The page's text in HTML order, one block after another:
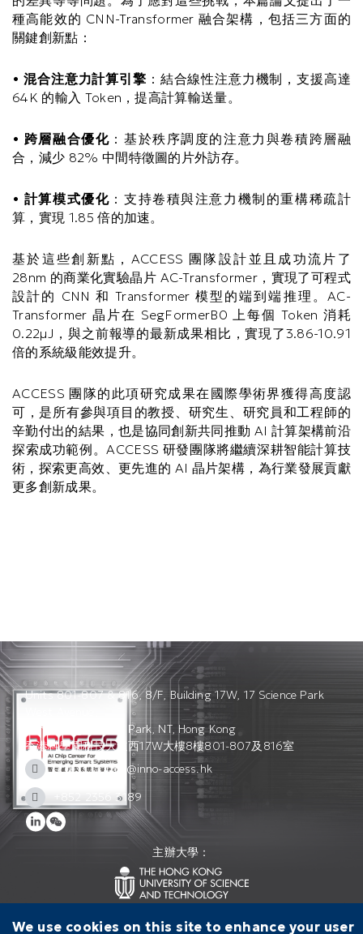
種高能效的 CNN-Transformer 融合架構，包括三方面的
關鍵創新點：
•混合注意力計算引擎 ：結合線性注意力機制，支援高達
64K 的輸入 Token，提高計算輸送量。
• 跨層融合優化 ：基於秩序調度的注意力與卷積跨層融
合，減少 82% 中間特徵圖的片外訪存。
• 計算模式優化 ：支持卷積與注意力機制的重構稀疏計
算，實現 1.85 倍的加速。
基於這些創新點，ACCESS 團隊設計並且成功流片了
28nm 的商業化實驗晶片 AC-Transformer，實現了可程式
設計的 CNN 和 Transformer 模型的端到端推理。AC-
Transformer 晶片在 SegFormerB0 上每個 Token 消耗
0.22μJ，與之前報導的最新成果相比，實現了3.86-10.91
倍的系統級能效提升。
ACCESS 團隊的此項研究成果在國際學術界獲得高度認
可，是所有參與項目的教授、研究生、研究員和工程師的
辛勤付出的結果，也是協同創新共同推動 AI 計算架構前沿
探索成功範例。ACCESS 研發團隊將繼續深耕智能計算技
術，探索更高效、更先進的 AI 晶片架構，為行業發展貢獻
更多創新成果。
Units 801-807 & 816, 8/F, Building 17W, 17 Science Park
Hong Kong Science Park, NT, Hong Kong
香港科學園科技大道西17W大樓8樓801-807及816室
access_admin@inno-access.hk
+852 2356 3189
主辦大學：
聯絡我們 使用條款 私隱政策
We use cookies on this site to enhance your user